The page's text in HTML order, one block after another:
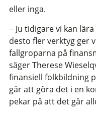
eller inga.
− Ju tidigare vi kan
desto fler verktyg ger
fallgroparna på
säger Therese
finansiell folkbildning
går att göra det i en
pekar på att det går